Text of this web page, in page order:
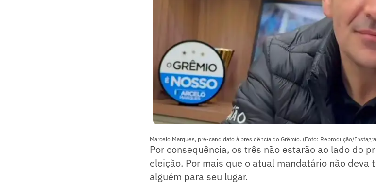
Marcelo Marques, pré-candidato à presidência do Grêmio. (Foto: Reprodução/
Por consequência, os três não estarão ao lado do
eleição. Por mais que o atual mandatário não deva
alguém para seu lugar.